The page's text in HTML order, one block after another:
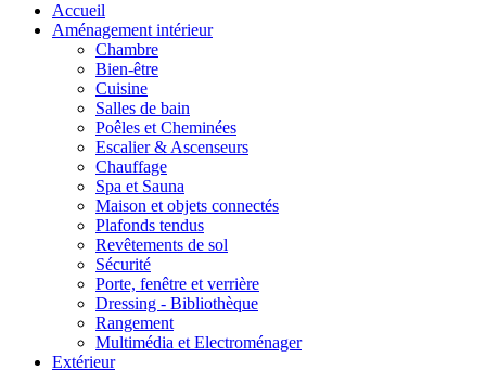
Accueil
Aménagement intérieur
Chambre
Bien-être
Cuisine
Salles de bain
Poêles et Cheminées
Escalier & Ascenseurs
Chauffage
Spa et Sauna
Maison et objets connectés
Plafonds tendus
Revêtements de sol
Sécurité
Porte, fenêtre et verrière
Dressing - Bibliothèque
Rangement
Multimédia et Electroménager
Extérieur